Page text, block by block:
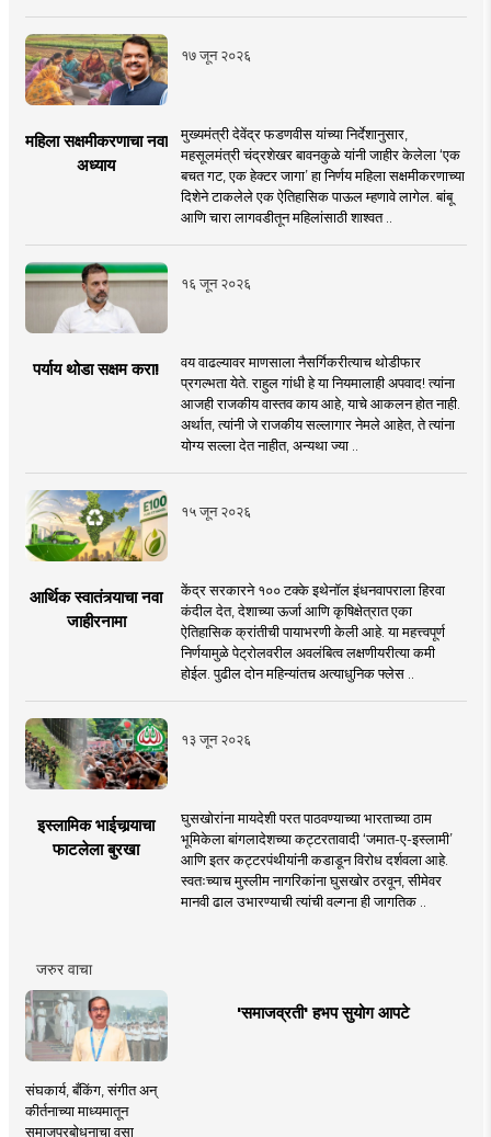
१७ जून २०२६
महिला सक्षमीकरणाचा नवा
अध्याय
मुख्यमंत्री देवेंद्र फडणवीस यांच्या निर्देशानुसार,
महसूलमंत्री चंद्रशेखर बावनकुळे यांनी जाहीर केलेला ‘एक
बचत गट, एक हेक्टर जागा’ हा निर्णय महिला सक्षमीकरणाच्या
दिशेने टाकलेले एक ऐतिहासिक पाऊल म्हणावे लागेल. बांबू
आणि चारा लागवडीतून महिलांसाठी शाश्वत ..
१६ जून २०२६
पर्याय थोडा सक्षम करा!
वय वाढल्यावर माणसाला नैसर्गिकरीत्याच थोडीफार
प्रगल्भता येते. राहुल गांधी हे या नियमालाही अपवाद! त्यांना
आजही राजकीय वास्तव काय आहे, याचे आकलन होत नाही.
अर्थात, त्यांनी जे राजकीय सल्लागार नेमले आहेत, ते त्यांना
योग्य सल्ला देत नाहीत, अन्यथा ज्या ..
१५ जून २०२६
आर्थिक स्वातंत्र्याचा नवा
जाहीरनामा
केंद्र सरकारने १०० टक्के इथेनॉल इंधनवापराला हिरवा
कंदील देत, देशाच्या ऊर्जा आणि कृषिक्षेत्रात एका
ऐतिहासिक क्रांतीची पायाभरणी केली आहे. या महत्त्वपूर्ण
निर्णयामुळे पेट्रोलवरील अवलंबित्व लक्षणीयरीत्या कमी
होईल. पुढील दोन महिन्यांतच अत्याधुनिक फ्लेस ..
१३ जून २०२६
इस्लामिक भाईचार्‍याचा
फाटलेला बुरखा
घुसखोरांना मायदेशी परत पाठवण्याच्या भारताच्या ठाम
भूमिकेला बांगलादेशच्या कट्टरतावादी ‘जमात-ए-इस्लामी’
आणि इतर कट्टरपंथीयांनी कडाडून विरोध दर्शवला आहे.
स्वतःच्याच मुस्लीम नागरिकांना घुसखोर ठरवून, सीमेवर
मानवी ढाल उभारण्याची त्यांची वल्गना ही जागतिक ..
जरुर वाचा
'समाजव्रती' हभप सुयोग आपटे
संघकार्य, बँकिंग, संगीत अन्
कीर्तनाच्या माध्यमातून
समाजप्रबोधनाचा वसा